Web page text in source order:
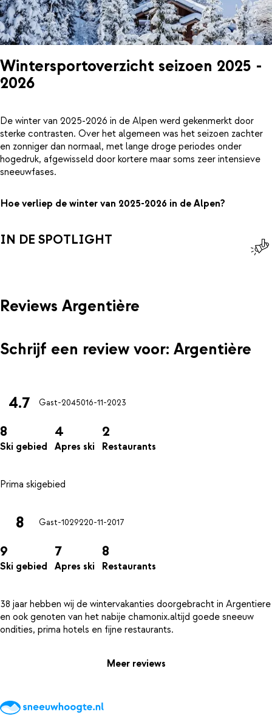
Wintersportoverzicht seizoen 2025 -
2026
De winter van 2025-2026 in de Alpen werd gekenmerkt door
sterke contrasten. Over het algemeen was het seizoen zachter
en zonniger dan normaal, met lange droge periodes onder
hogedruk, afgewisseld door kortere maar soms zeer intensieve
sneeuwfases.
Hoe verliep de winter van 2025-2026 in de Alpen?
IN DE SPOTLIGHT
Reviews Argentière
Schrijf een review voor: Argentière
4.7 Gast-2045016-11-2023
8
Ski gebied
4
Apres ski
2
Restaurants
8 Gast-1029220-11-2017
9
Ski gebied
7
Apres ski
8
Restaurants
38 jaar hebben wij de wintervakanties doorgebracht in Argentiere
en ook genoten van het nabije chamonix.altijd goede sneeuw
Meer reviews